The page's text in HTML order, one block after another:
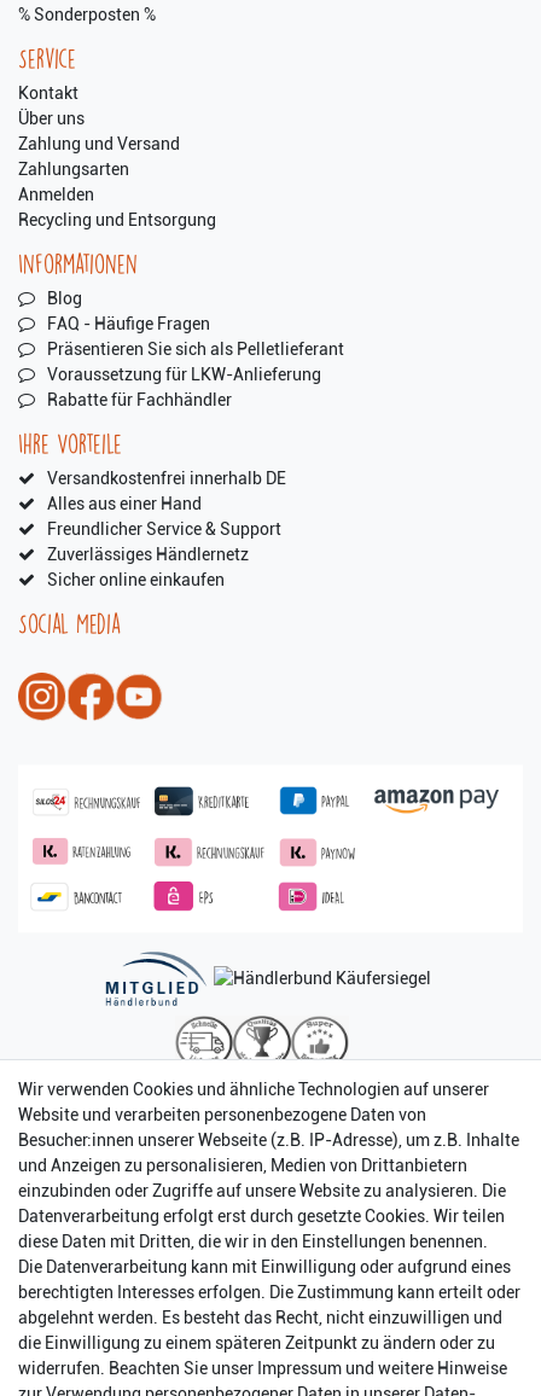
% Sonderposten %
Service
Kontakt
Über uns
Zahlung und Versand
Zahlungsarten
Anmelden
Recycling und Entsorgung
Informationen
Blog
FAQ - Häufige Fragen
Präsentieren Sie sich als Pelletlieferant
Voraussetzung für LKW-Anlieferung
Rabatte für Fachhändler
Ihre Vorteile
Versandkostenfrei innerhalb DE
Alles aus einer Hand
Freundlicher Service & Support
Zuverlässiges Händlernetz
Sicher online einkaufen
Social Media
Impressum Daten­schutz­erklärung AGB
Wir verwenden Cookies und ähnliche Technologien auf unserer
Website und verarbeiten personenbezogene Daten von
Besucher:innen unserer Webseite (z.B. IP-Adresse), um z.B. Inhalte
und Anzeigen zu personalisieren, Medien von Drittanbietern
einzubinden oder Zugriffe auf unsere Website zu analysieren. Die
Datenverarbeitung erfolgt erst durch gesetzte Cookies. Wir teilen
diese Daten mit Dritten, die wir in den Einstellungen benennen.
Die Datenverarbeitung kann mit Einwilligung oder aufgrund eines
berechtigten Interesses erfolgen. Die Zustimmung kann erteilt oder
abgelehnt werden. Es besteht das Recht, nicht einzuwilligen und
die Einwilligung zu einem späteren Zeitpunkt zu ändern oder zu
widerrufen. Beachten Sie unser Impressum und weitere Hinweise